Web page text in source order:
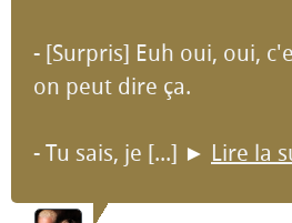
- [Surpris] Euh oui, oui,
on peut dire ça.
- Tu sais, je [...] ► Lire la